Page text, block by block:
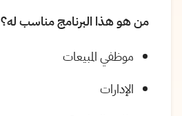
من هو هذا البرنامج مناسب له؟
موظفي المبيعات
الإدارات